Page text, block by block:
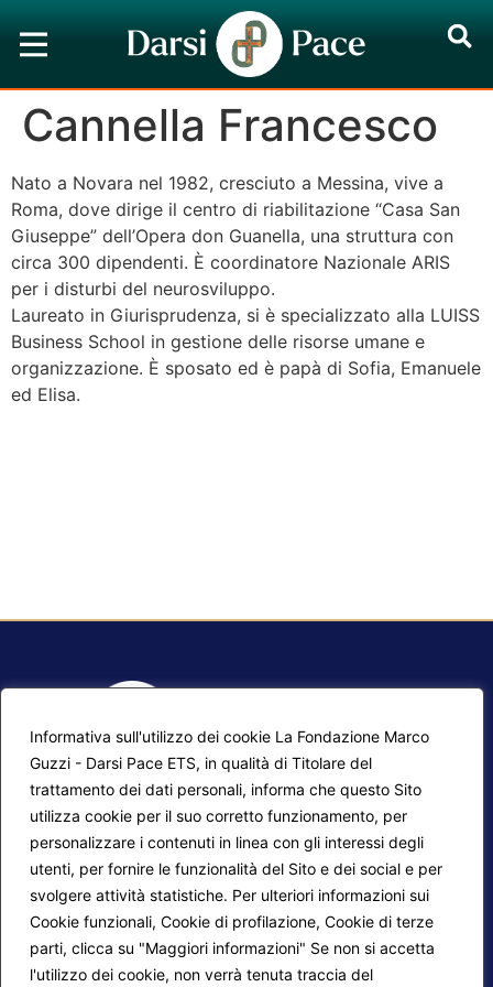
Informativa sull'utilizzo dei cookie La Fondazione Marco
Guzzi - Darsi Pace ETS, in qualità di Titolare del
trattamento dei dati personali, informa che questo Sito
utilizza cookie per il suo corretto funzionamento, per
personalizzare i contenuti in linea con gli interessi degli
utenti, per fornire le funzionalità del Sito e dei social e per
svolgere attività statistiche. Per ulteriori informazioni sui
Cookie funzionali, Cookie di profilazione, Cookie di terze
parti, clicca su "Maggiori informazioni" Se non si accetta
l'utilizzo dei cookie, non verrà tenuta traccia del
Cannella Francesco
Nato a Novara nel 1982, cresciuto a Messina, vive a
Roma, dove dirige il centro di riabilitazione “Casa San
Giuseppe” dell’Opera don Guanella, una struttura con
circa 300 dipendenti. È coordinatore Nazionale ARIS
per i disturbi del neurosviluppo.
Laureato in Giurisprudenza, si è specializzato alla LUISS
Business School in gestione delle risorse umane e
organizzazione. È sposato ed è papà di Sofia, Emanuele
ed Elisa.
Mappa del sito
Progetti Darsi Pace
Login redattori
Calendario corsi
Privacy Policy
Cookie Policy